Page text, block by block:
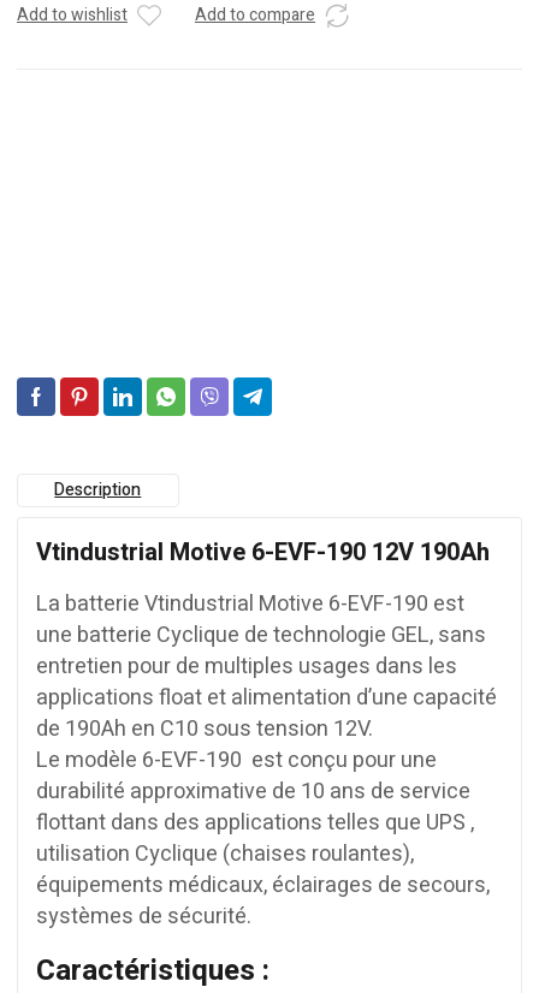
190
Add to wishlist Add to compare
Description
Vtindustrial Motive 6-EVF-190 12V 190Ah
La batterie Vtindustrial Motive 6-EVF-190 est
une batterie Cyclique de technologie GEL, sans
entretien pour de multiples usages dans les
applications float et alimentation d’une capacité
de 190Ah en C10 sous tension 12V.
Le modèle 6-EVF-190 est conçu pour une
durabilité approximative de 10 ans de service
flottant dans des applications telles que UPS ,
utilisation Cyclique (chaises roulantes),
équipements médicaux, éclairages de secours,
systèmes de sécurité.
Caractéristiques :